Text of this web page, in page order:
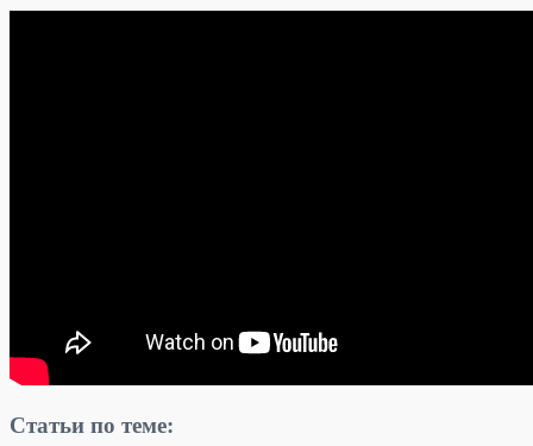
Статьи по теме: